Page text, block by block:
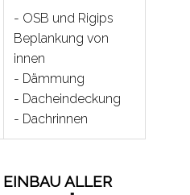
- OSB und Rigips
Beplankung von
innen
- Dämmung
- Dacheindeckung
- Dachrinnen
ALLER